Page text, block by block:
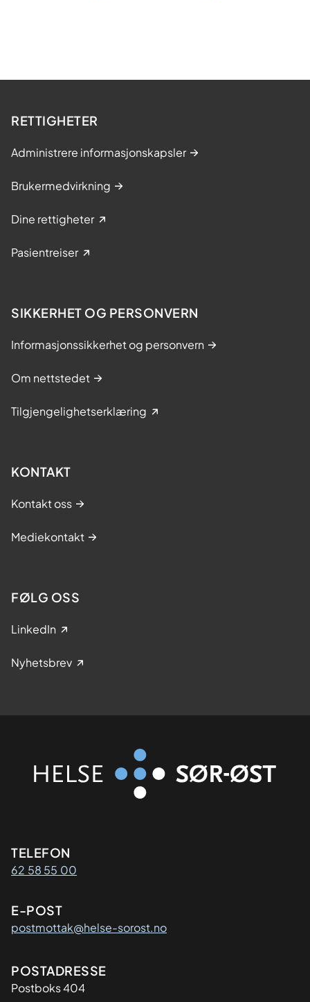
RETTIGHETER
Administrere informasjonskapsler
Brukermedvirkning
Dine rettigheter
Pasientreiser
SIKKERHET OG PERSONVERN
Informasjonssikkerhet og personvern
Om nettstedet
Tilgjengelighetserklæring
KONTAKT
Kontakt oss
Mediekontakt
FØLG OSS
LinkedIn
Nyhetsbrev
Kontaktinformasjon
TELEFON
62 58 55 00
E-POST
postmottak@helse-sorost.no
Adresse
POSTADRESSE
Postboks 404